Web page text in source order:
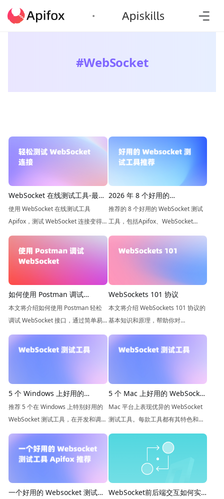
#WebSocket
WebSocket 在线测试工具-最佳
选择
使用 WebSocket 在线测试工具
Apifox，测试 WebSocket 连接变得
更加容易。它可以帮助你快速测试和
验证 WebSocket 服务，提高测试效
率。
2026 年 8 个好用的
Websocket 测试工具推荐
推荐的 8 个好用的 WebSocket 测试
工具，包括Apifox、WebSocket
King、Postman、Socket.IO Test
Client、Insomnia、Wireshark、
如何使用 Postman 调试
WebSocket 接口
本文将介绍如何使用 Postman 轻松
调试 WebSocket 接口，通过简单易
用的方法让您快速理解并调试
WebSocket 接口。
WebSockets 101 协议
本文将介绍 WebSockets 101 协议的
基本知识和原理，帮助你对
WebSockets 协议有一个全面的了
解，并能够更好地应用于各种 Web
5 个 Windows 上好用的
WebSocket 测试工具推荐
推荐 5 个在 Windows 上特别好用的
WebSocket 测试工具，在开发和调试
WebSocket 应用时，一个好用的测试
工具简直能让我们事半功倍。
5 个 Mac 上好用的 WebSocket
测试工具推荐
Mac 平台上表现优异的 WebSocket
测试工具。每款工具都有其特色和适
用场景，开发者可以根据具体需求选
一个好用的 Websocket 测试工
WebSocket前后端交互如何实